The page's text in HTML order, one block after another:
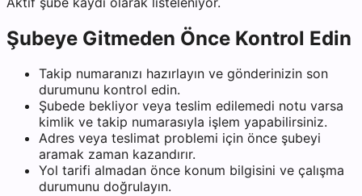
Şubeye Gitmeden Önce Kontrol Edin
Takip numaranızı hazırlayın ve gönderinizin son
durumunu kontrol edin.
Şubede bekliyor veya teslim edilemedi notu varsa
kimlik ve takip numarasıyla işlem yapabilirsiniz.
Adres veya teslimat problemi için önce şubeyi
aramak zaman kazandırır.
Yol tarifi almadan önce konum bilgisini ve çalışma
durumunu doğrulayın.